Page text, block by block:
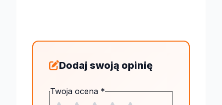
Dodaj swoją opinię
Twoja ocena *